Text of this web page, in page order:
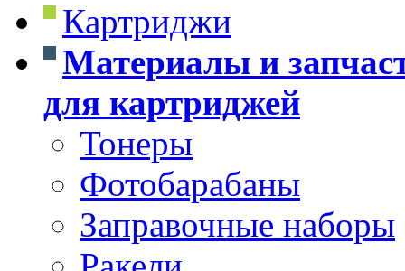
Картриджи
Материалы и
для картриджей
Тонеры
Фотобарабаны
Заправочные наборы